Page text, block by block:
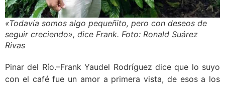
«Todavía somos algo pequeñito, pero con deseos de
seguir creciendo», dice Frank. Foto: Ronald Suárez
Rivas
Pinar del Río.–Frank Yaudel Rodríguez dice que lo suyo
con el café fue un amor a primera vista, de esos a los